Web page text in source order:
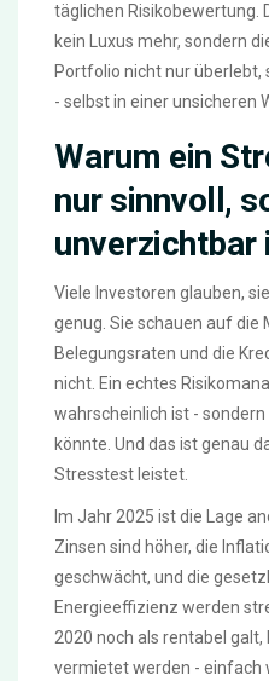
täglichen Risikobewertung.
kein Luxus mehr, sondern
Portfolio nicht nur
- selbst in einer unsicheren
Warum ein
nur sinnvoll,
unverzichtbar
Viele Investoren glauben,
genug. Sie schauen auf die
Belegungsraten und die
nicht. Ein echtes
wahrscheinlich ist -
könnte. Und das ist genau
Stresstest leistet.
Im Jahr 2025 ist die Lage
Zinsen sind höher, die
geschwächt, und die
Energieeffizienz werden
2020 noch als rentabel
vermietet werden - einfach